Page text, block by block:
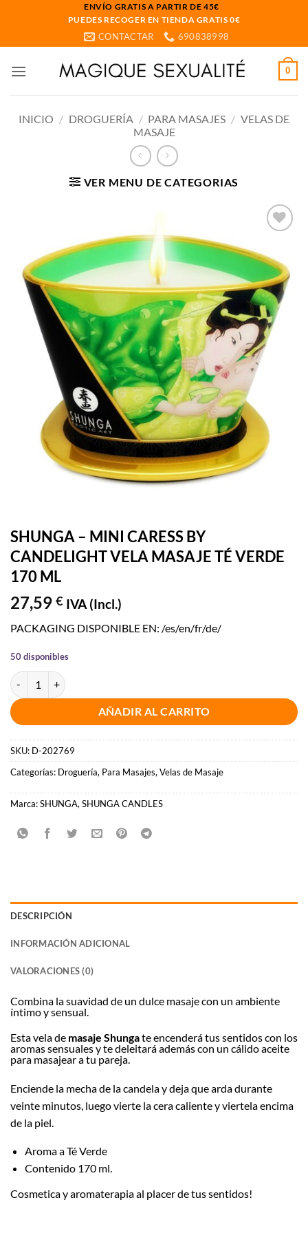
ENVÍO GRATIS A PARTIR DE 45€
PUEDES RECOGER EN TIENDA GRATIS 0€
CONTACTAR 690838998
0
INICIO / DROGUERÍA / PARA MASAJES / VELAS DE
MASAJE
VER MENU DE CATEGORIAS
a la
lista
de
deseos
SHUNGA – MINI CARESS BY
CANDELIGHT VELA MASAJE TÉ VERDE
170 ML
27,59 € IVA (Incl.)
PACKAGING DISPONIBLE EN: /es/en/fr/de/
50 disponibles
SHUNGA - MINI CARESS BY CANDELIGHT VELA MASAJE TÉ
AÑADIR AL CARRITO
SKU: D-202769
Categorías: Droguería, Para Masajes, Velas de Masaje
Marca:SHUNGA, SHUNGA CANDLES
DESCRIPCIÓN
INFORMACIÓN ADICIONAL
VALORACIONES (0)
Combina la suavidad de un dulce masaje con un ambiente
íntimo y sensual.
Esta vela de masaje Shungate encenderá tus sentidos con los
aromas sensuales y te deleitará además con un cálido aceite
para masajear a tu pareja.
Enciende la mecha de la candela y deja que arda durante
veinte minutos, luego vierte la cera caliente y viertela encima
de la piel.
Aroma a Té Verde
Contenido 170 ml.
Cosmetica y aromaterapia al placer de tus sentidos!